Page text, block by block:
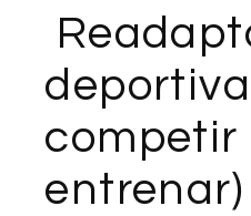
competir
entrenar)